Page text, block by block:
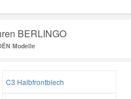
BERLINGO
Modelle
C3 Halbfrontblech